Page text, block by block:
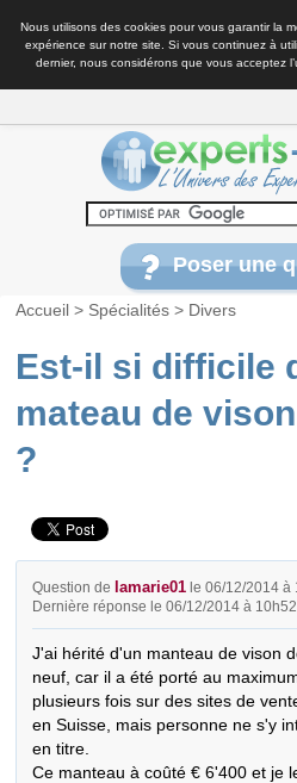
Nous utilisons des cookies pour vous garantir la
expérience sur notre site. Si vous continuez à
dernier, nous considérons que vous acceptez
Poser une
Accueil > Spécialités > Divers
Est-il si difficile
mateau de
?
Question de lamarie01 le 06/12/2014 à
Dernière réponse le 06/12/2014 à 10h52
J'ai hérité d'un manteau de vison
neuf, car il a été porté au
plusieurs fois sur des sites de
en Suisse, mais personne ne s'y
en titre.
Ce manteau à coûté € 6'400 et je